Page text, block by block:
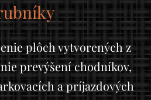
plôch vytvorených z
prevýšení chodníkov,
a príjazdových